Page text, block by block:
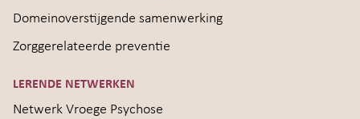
Domeinoverstijgende samenwerking
Zorggerelateerde preventie
LERENDE NETWERKEN
Netwerk Vroege Psychose